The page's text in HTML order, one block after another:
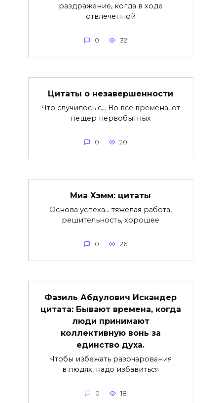
раздражение, когда в ходе
отвлеченной
0 32
Цитаты о незавершенности
Что случилось с… Во все времена, от
пещер первобытных
0 20
Миа Хэмм: цитаты
Основа успеха… тяжелая работа,
решительность, хорошее
0 26
Фазиль Абдулович Искандер
цитата: Бывают времена, когда
люди принимают
коллективную вонь за
единство духа.
Чтобы избежать разочарования
в людях, надо избавиться
0 18